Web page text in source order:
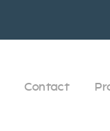
Contact